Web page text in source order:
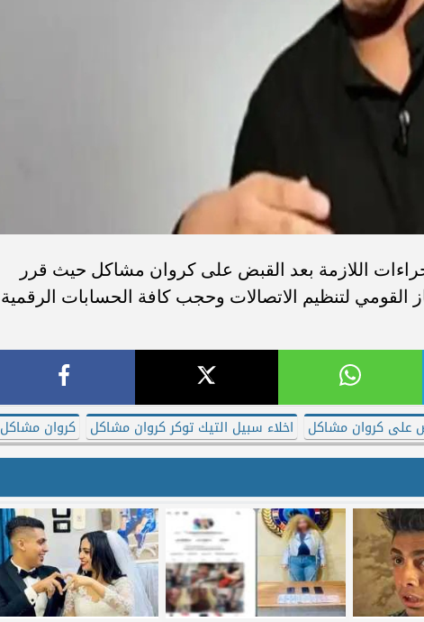
اللازمة بعد القبض على كروان مشاكل حيث قرر
القومي لتنظيم الاتصالات وحجب كافة الحسابات الرقمية
على كروان مشاكل اخلاء سبيل التيك توكر كروان مشاكل كروان مشاكل